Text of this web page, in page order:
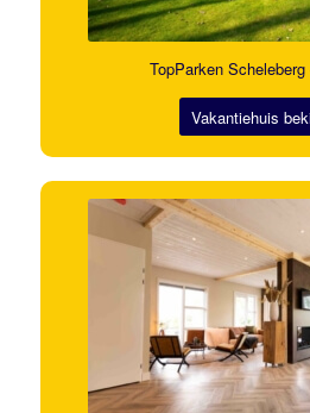
TopParken
Vakantiehuis